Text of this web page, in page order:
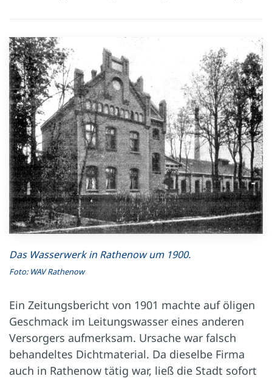
Das Wasserwerk in Rathenow um 1900.
Foto: WAV Rathenow
Ein Zeitungsbericht von 1901 machte auf öligen
Geschmack im Leitungswasser eines anderen
Versorgers aufmerksam. Ursache war falsch
behandeltes Dichtmaterial. Da dieselbe Firma
auch in Rathenow tätig war, ließ die Stadt sofort